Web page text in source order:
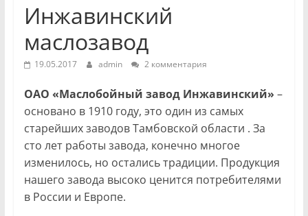
Инжавинский
маслозавод
19.05.2017 admin 2 комментария
ОАО «Маслобойный завод Инжавинский» –
основано в 1910 году, это один из самых
старейших заводов Тамбовской области . За
сто лет работы завода, конечно многое
изменилось, но остались традиции. Продукция
нашего завода высоко ценится потребителями
в России и Европе.